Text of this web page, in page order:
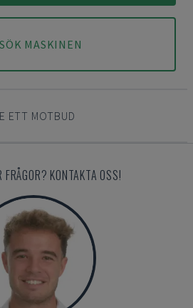
MASKINEN
ETT MOTBUD
FRÅGOR? KONTAKTA OSS!